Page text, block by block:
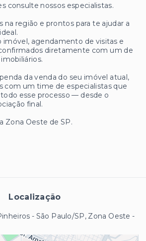
consulte nossos especialistas.
na região e prontos para te ajudar a
imóvel, agendamento de visitas e
diretamente com um de
da venda do seu imóvel atual,
com um time de especialistas que
esse processo — desde o
final.
Zona Oeste de SP.
Localização
- São Paulo/SP, Zona Oeste -